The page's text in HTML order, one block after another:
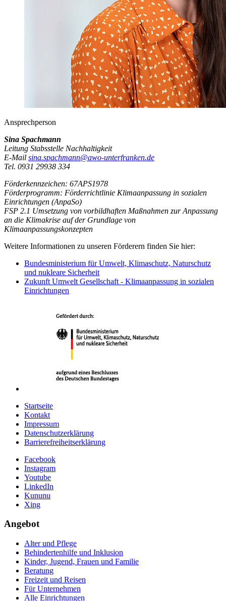
Ansprechperson
Sina Spachmann
Leitung Stabsstelle Nachhaltigkeit
E-Mail sina.spachmann@awo-unterfranken.de
Tel. 0931 29938 334
Förderkennzeichen: 67APS1978
Förderprogramm: Förderrichtlinie Klimaanpassung in sozialen
Einrichtungen (AnpaSo)
FSP 2.1 Umsetzung von vorbildhaften Maßnahmen zur Anpassung
an die Klimakrise auf der Grundlage von
Klimaanpassungskonzepten
Weitere Informationen zu unseren Förderern finden Sie hier:
Bundesministerium für Umwelt, Klimaschutz, Naturschutz
und nukleare Sicherheit
Zukunft Umwelt Gesellschaft - Klimaanpassung in sozialen
Einrichtungen
Startseite
Kontakt
Impressum
Datenschutzerklärung
Barrierefreiheitserklärung
Facebook
Instagram
Youtube
LinkedIn
Kununu
Xing
Angebot
Alter und Pflege
Behindertenhilfe und Inklusion
Kinder, Jugend, Frauen und Familie
Beratung
Freizeit und Reisen
Für Unternehmen
Alle Einrichtungen